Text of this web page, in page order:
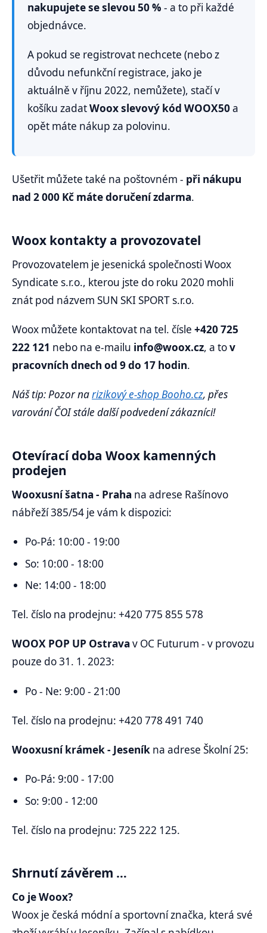
nakupujete se slevou 50 % - a to při každé
objednávce.
A pokud se registrovat nechcete (nebo z
důvodu nefunkční registrace, jako je
aktuálně v říjnu 2022, nemůžete), stačí v
košíku zadatWoox slevový kód WOOX50a
opět máte nákup za polovinu.
Ušetřit můžete také na poštovném - při nákupu
nad 2 000 Kč máte doručení zdarma.
Woox kontakty a provozovatel
Provozovatelem je jesenická společnosti Woox
Syndicate s.r.o., kterou jste do roku 2020 mohli
znát pod názvem SUN SKI SPORT s.r.o.
Woox můžete kontaktovat na tel. čísle +420 725
222 121 nebo na e-mailu info@woox.cz, a tov
pracovních dnech od 9 do 17 hodin.
Náš tip: Pozor narizikový e-shop Booho.cz, přes
varování ČOI stále další podvedení zákazníci!
Otevírací doba Woox kamenných
prodejen
Wooxusní šatna - Praha na adrese Rašínovo
nábřeží 385/54 je vám k dispozici:
Po-Pá: 10:00 - 19:00
So: 10:00 - 18:00
Ne: 14:00 - 18:00
Tel. číslo na prodejnu: +420 775 855 578
WOOX POP UP Ostravav OC Futurum - v provozu
pouze do 31. 1. 2023:
Po - Ne: 9:00 - 21:00
Tel. číslo na prodejnu: +420 778 491 740
Wooxusní krámek - Jeseník na adrese Školní 25:
Po-Pá: 9:00 - 17:00
So: 9:00 - 12:00
Tel. číslo na prodejnu: 725 222 125.
Shrnutí závěrem …
Co je Woox?
Woox je česká módní a sportovní značka, která své